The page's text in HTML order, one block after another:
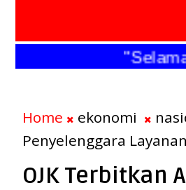
Home ekonomi
Penyelenggara
OJK Terbitkan